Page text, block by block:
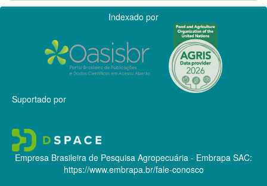
Indexado por
Suportado por
Empresa Brasileira de Pesquisa Agropecuária - Embrapa SAC:
https://www.embrapa.br/fale-conosco